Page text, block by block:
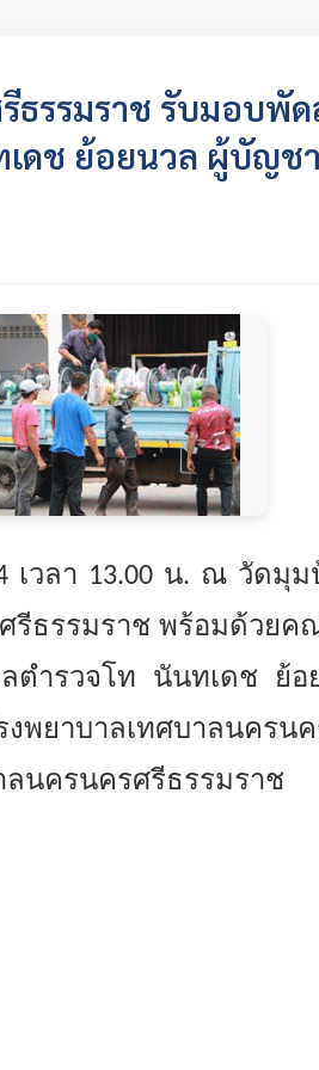
ธรรมราช รับมอบพั
ดช ย้อยนวล ผู้บัญช
เวลา 13.00 น. ณ วัดมุ
รีธรรมราช พร้อมด้วยค
ำรวจโท นันทเดช ย้อ
พยาบาลเทศบาลนครน
ลนครนครศรีธรรมราช